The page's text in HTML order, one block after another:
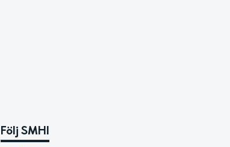
Följ SMHI